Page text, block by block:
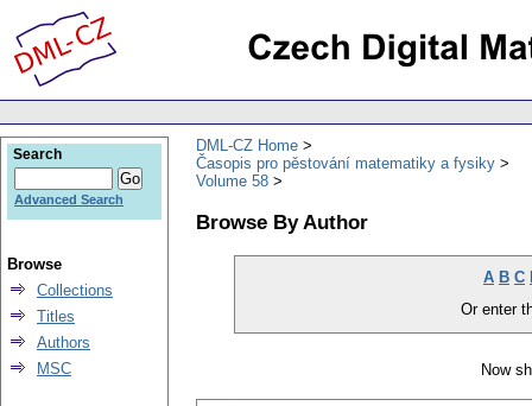
DML-CZ Home
Časopis pro pěstování matematiky a fysiky
Volume 58
Browse By Author
A B C
Or enter
Now
Search
Advanced Search
Browse
Collections
Titles
Authors
MSC